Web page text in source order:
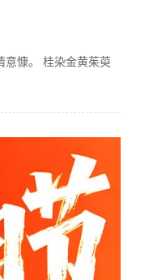
意慷。 桂染金黄茱萸